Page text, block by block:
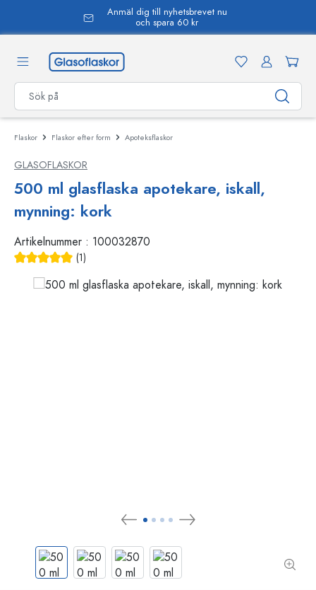
Anmäl dig till nyhetsbrevet nu
och spara 60 kr
Flaskor Flaskor efter form Apoteksflaskor
GLASOFLASKOR
500 ml glasflaska apotekare, iskall,
mynning: kork
Artikelnummer : 100032870
(1)